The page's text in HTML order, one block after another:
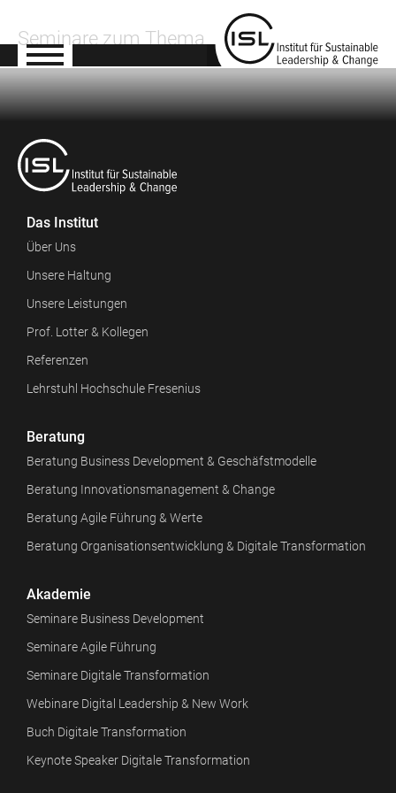
Seminare zum Thema
Das Institut
Über Uns
Unsere Haltung
Unsere Leistungen
Prof. Lotter & Kollegen
Referenzen
Lehrstuhl Hochschule Fresenius
Beratung
Beratung Business Development & Geschäfstmodelle
Beratung Innovationsmanagement & Change
Beratung Agile Führung & Werte
Beratung Organisationsentwicklung & Digitale Transformation
Akademie
Seminare Business Development
Seminare Agile Führung
Seminare Digitale Transformation
Webinare Digital Leadership & New Work
Buch Digitale Transformation
Keynote Speaker Digitale Transformation